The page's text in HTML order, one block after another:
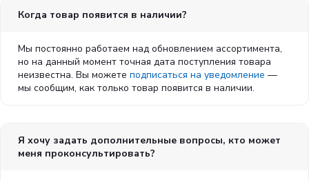
Когда товар появится в наличии?
Мы постоянно работаем над обновлением ассортимента,
но на данный момент точная дата поступления товара
неизвестна. Вы можете подписаться на уведомление —
мы сообщим, как только товар появится в наличии.
Я хочу задать дополнительные вопросы, кто может
меня проконсультировать?